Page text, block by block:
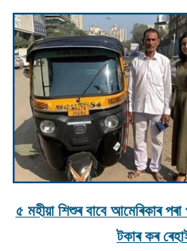
৫ মহীয়া শিশুৰ বাবে আমেৰিকাৰ
টকাৰ কৰ